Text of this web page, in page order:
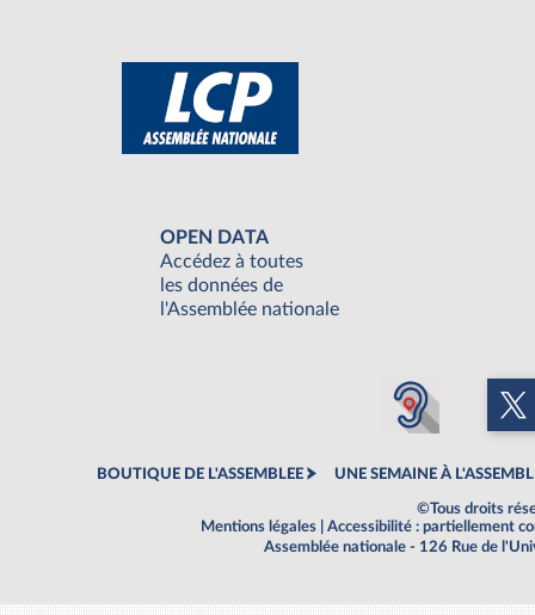
OPEN DATA
Accédez à toutes
les données de
l'Assemblée nationale
BOUTIQUE DE L'ASSEMBLEE UNE SEMAINE À
©Tous droits
Mentions légales
Accessibilité : partiellement
Assemblée nationale - 126 Rue de